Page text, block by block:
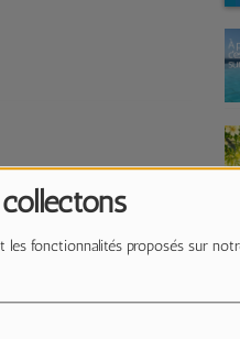
fonctionnalités proposés sur